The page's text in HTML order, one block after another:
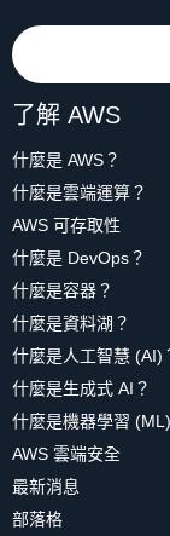
了解 AWS
什麼是 AWS？
什麼是雲端運算？
AWS 可存取性
什麼是 DevOps？
什麼是容器？
什麼是資料湖？
什麼是人工智慧 (AI)
什麼是生成式 AI？
什麼是機器學習
AWS 雲端安全
最新消息
部落格